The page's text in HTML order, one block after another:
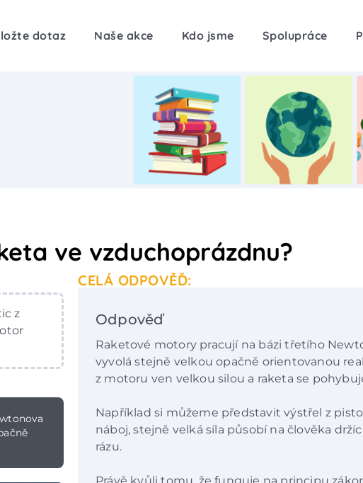
dotaz Naše akce Kdo jsme Spolupráce
ve vzduchoprázdnu?
z
CELÁ ODPOVĚĎ:
Odpověď
Raketové motory pracují na bázi třetího
vyvolá stejně velkou opačně orientovanou
z motoru ven velkou silou a raketa se
Například si můžeme představit výstřel z
náboj, stejně velká síla působí na člověka
rázu.